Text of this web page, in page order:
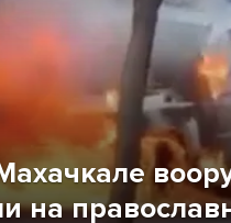
на